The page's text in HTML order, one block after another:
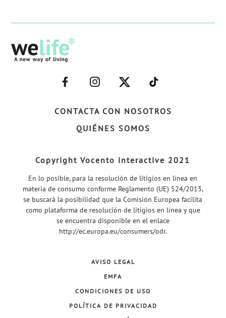
CONTACTA CON NOSOTROS
QUIÉNES SOMOS
–
FACEBOOK–
–
INSTAGRAM–
–
TWITTER–
–
WELIFE–
Copyright Vocento interactive 2021
En lo posible, para la resolución de litigios en línea en
materia de consumo conforme Reglamento (UE) 524/2013,
se buscará la posibilidad que la Comisión Europea facilita
como plataforma de resolución de litigios en línea y que
se encuentra disponible en el enlace
http://ec.europa.eu/consumers/odr.
AVISO LEGAL
EMFA
CONDICIONES DE USO
POLÍTICA DE PRIVACIDAD